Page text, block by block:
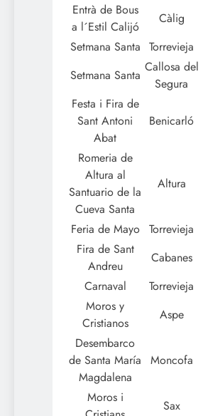
Entrà de Bous
a l´Estil Calijó
Càlig
Setmana Santa Torrevieja
Setmana Santa
Callosa del
Segura
Festa i Fira de
Sant Antoni
Abat
Benicarló
Romeria de
Altura al
Santuario de la
Cueva Santa
Altura
Feria de Mayo Torrevieja
Fira de Sant
Andreu
Cabanes
Carnaval
Torrevieja
Moros y
Cristianos
Aspe
Desembarco
de Santa María
Magdalena
Moncofa
Moros i
Sax